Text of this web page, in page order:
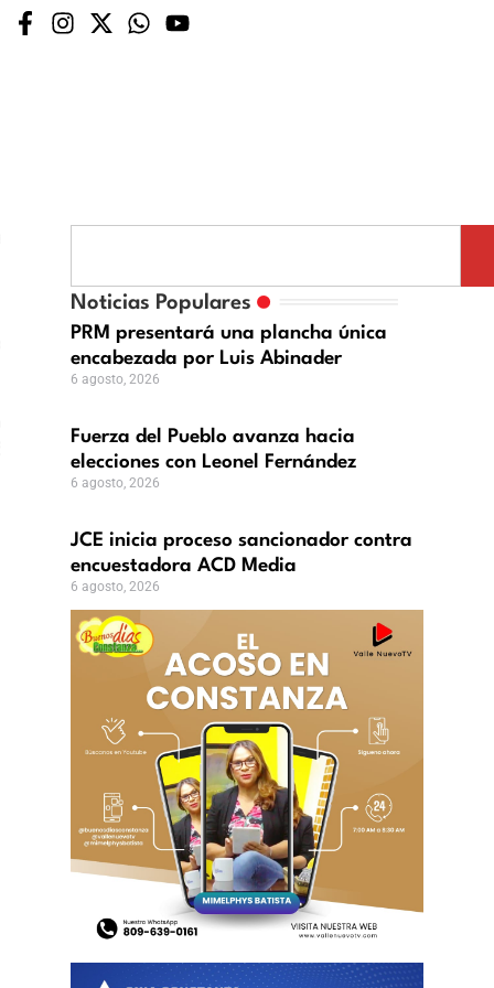
Noticias Populares
PRM presentará una plancha única
encabezada por Luis Abinader
6 agosto, 2026
Fuerza del Pueblo avanza hacia
elecciones con Leonel Fernández
6 agosto, 2026
JCE inicia proceso sancionador contra
encuestadora ACD Media
6 agosto, 2026